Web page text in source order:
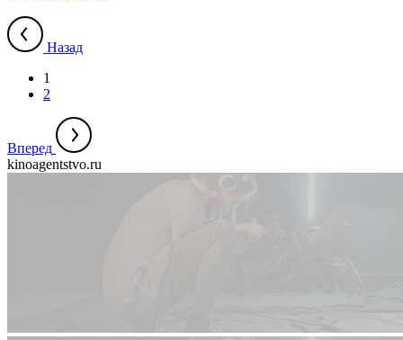
Назад
1
2
Вперед
kinoagentstvo.ru